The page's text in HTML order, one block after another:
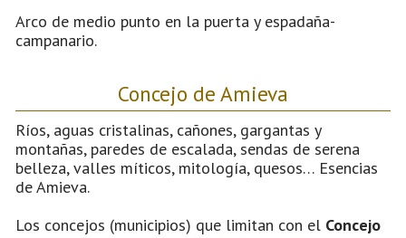
Arco de medio punto en la puerta y espadaña-
campanario.
Concejo de Amieva
Ríos, aguas cristalinas, cañones, gargantas y
montañas, paredes de escalada, sendas de serena
belleza, valles míticos, mitología, quesos… Esencias
de Amieva.
Los concejos (municipios) que limitan con el Concejo